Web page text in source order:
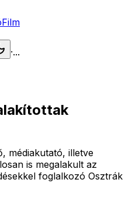
Film
·...
médiakutató, illetve
is megalakult az
foglalkozó Osztrák